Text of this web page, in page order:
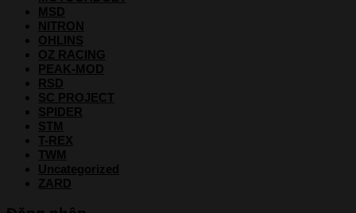
MSD
NITRON
OHLINS
OZ RACING
PEAK-MOD
RSD
SC PROJECT
SPIDER
STM
T-REX
TWM
Uncategorized
ZARD